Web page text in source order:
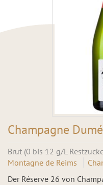
Champagne
Brut (0 bis 12 g/L
Montagne de Reims
Der Réserve 26 von